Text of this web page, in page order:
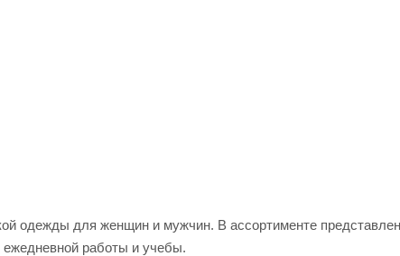
одежды для женщин и мужчин. В ассортименте
работы и учебы.